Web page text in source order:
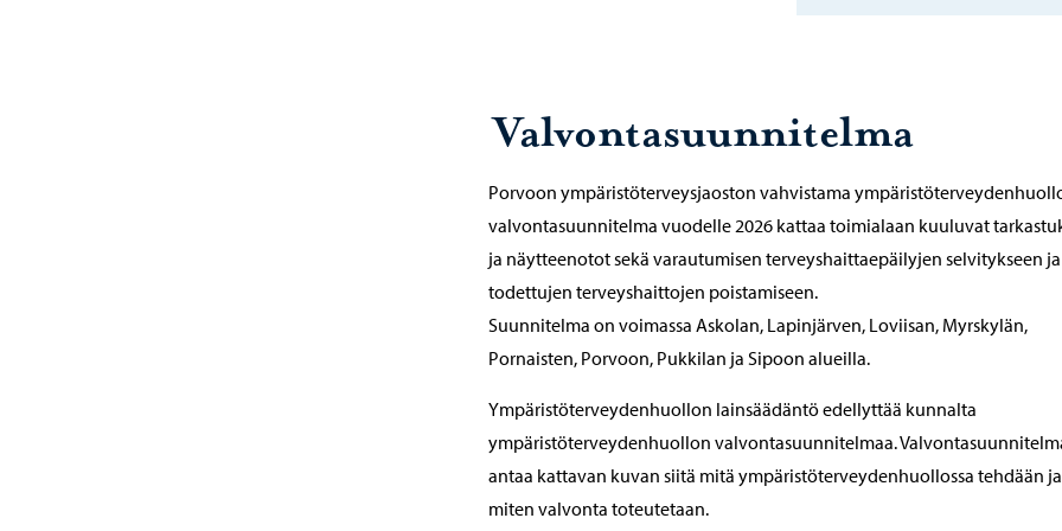
Valvontasuunnitelma
Porvoon ympäristöterveysjaoston vahvistama
valvontasuunnitelma vuodelle 2026 kattaa toimialaan kuuluvat
ja näytteenotot sekä varautumisen terveyshaittaepäilyjen selvitykseen ja
todettujen terveyshaittojen poistamiseen.
Suunnitelma on voimassa Askolan, Lapinjärven, Loviisan, Myrskylän,
Pornaisten, Porvoon, Pukkilan ja Sipoon alueilla.
Ympäristöterveydenhuollon lainsäädäntö edellyttää kunnalta
ympäristöterveydenhuollon valvontasuunnitelmaa.
antaa kattavan kuvan siitä mitä ympäristöterveydenhuollossa tehdään ja
miten valvonta toteutetaan.